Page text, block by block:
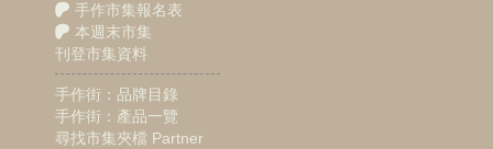
手作市集報名表
本週末市集
刊登市集資料
手作街：品牌目錄
手作街：產品一覽
尋找市集夾檔 Partner